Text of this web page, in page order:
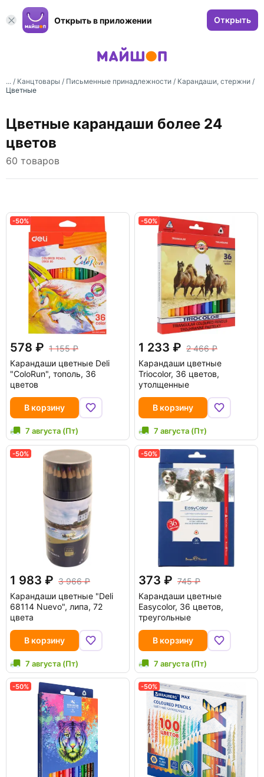
Открыть в приложении Открыть
... / Канцтовары / Письменные принадлежности / Карандаши, стержни /
Цветные
Цветные карандаши более 24
цветов
60 товаров
-50%
578
1 155
Карандаши цветные Deli
"ColoRun", тополь, 36
цветов
В корзину
7 августа (Пт)
-50%
1 233
2 466
Карандаши цветные
Triocolor, 36 цветов,
утолщенные
В корзину
7 августа (Пт)
-50%
1 983
3 966
Карандаши цветные "Deli
68114 Nuevo", липа, 72
цвета
В корзину
7 августа (Пт)
-50%
373
745
Карандаши цветные
Easycolor, 36 цветов,
треугольные
В корзину
7 августа (Пт)
-50% -50%